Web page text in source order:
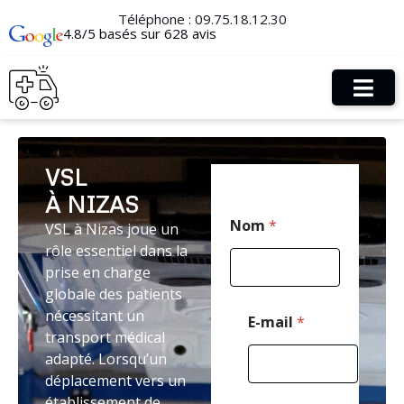
Téléphone : 09.75.18.12.30
4.8/5 basés sur 628 avis
VSL
À NIZAS
VSL à Nizas joue un
rôle essentiel dans la
prise en charge
globale des patients
nécessitant un
transport médical
adapté. Lorsqu’un
déplacement vers un
Nom *
E-mail *
T
é
l
é
p
o
M
e